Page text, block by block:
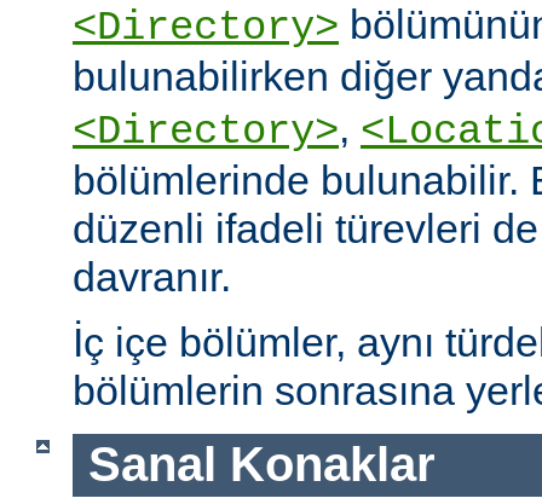
<Directory>
bulunabilirken diğer
<Directory>,
bölümlerinde bulunabilir.
düzenli ifadeli türevleri
davranır.
İç içe bölümler, aynı
bölümlerin sonrasına
Sanal Konaklar